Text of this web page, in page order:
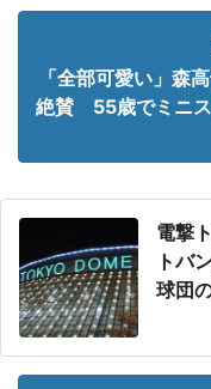
「全部可愛い」森
絶賛 55歳でミニス
電撃
トバ
球団